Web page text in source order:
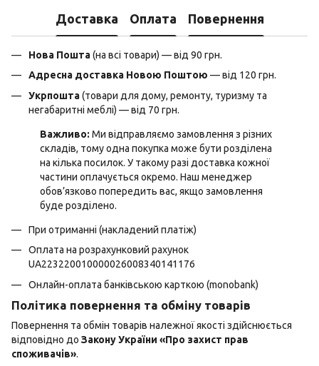
Доставка Оплата Повернення
Нова Пошта(на всі товари) — від 90 грн.
Адресна доставка Новою Поштою — від 120 грн.
Укрпошта(товари для дому, ремонту, туризму та
негабаритні меблі) — від 70 грн.
Важливо: Ми відправляємо замовлення з різних
складів, тому одна покупка може бути розділена
на кілька посилок. У такому разі доставка кожної
частини оплачується окремо. Наш менеджер
обов’язково попередить вас, якщо замовлення
буде розділено.
При отриманні (накладений платіж)
Оплата на розрахунковий рахунок
UA223220010000026008340141176
Онлайн-оплата банківською карткою (monobank)
Політика повернення та обміну товарів
Повернення та обмін товарів належної якості здійснюється
відповідно до Закону України «Про захист прав
споживачів».